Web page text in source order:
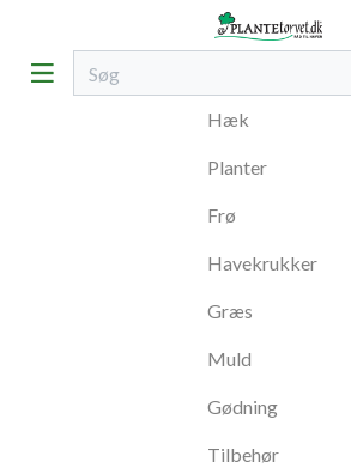
Hæk
Planter
Frø
Havekrukker
Græs
Muld
Gødning
Tilbehør